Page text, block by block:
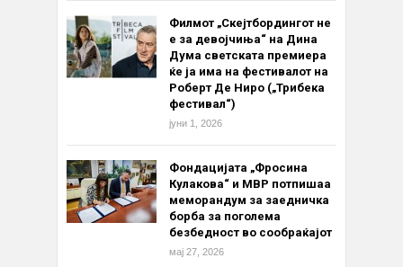
Филмот „Скејтбордингот не
е за девојчиња“ на Дина
Дума светската премиера
ќе ја има на фестивалот на
Роберт Де Ниро („Трибека
фестивал“)
јуни 1, 2026
Фондацијата „Фросина
Кулакова“ и МВР потпишаа
меморандум за заедничка
борба за поголема
безбедност во сообраќајот
мај 27, 2026